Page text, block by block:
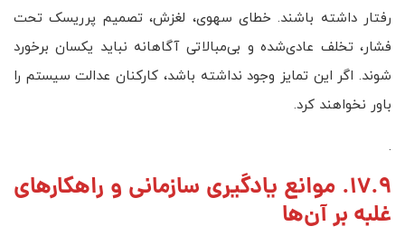
رفتار داشته باشند. خطای سهوی، لغزش، تصمیم پرریسک تحت
فشار، تخلف عادی‌شده و بی‌مبالاتی آگاهانه نباید یکسان برخورد
شوند. اگر این تمایز وجود نداشته باشد، کارکنان عدالت سیستم را
باور نخواهند کرد.
.
17.9. موانع یادگیری سازمانی و راهکارهای
غلبه بر آن‌ها